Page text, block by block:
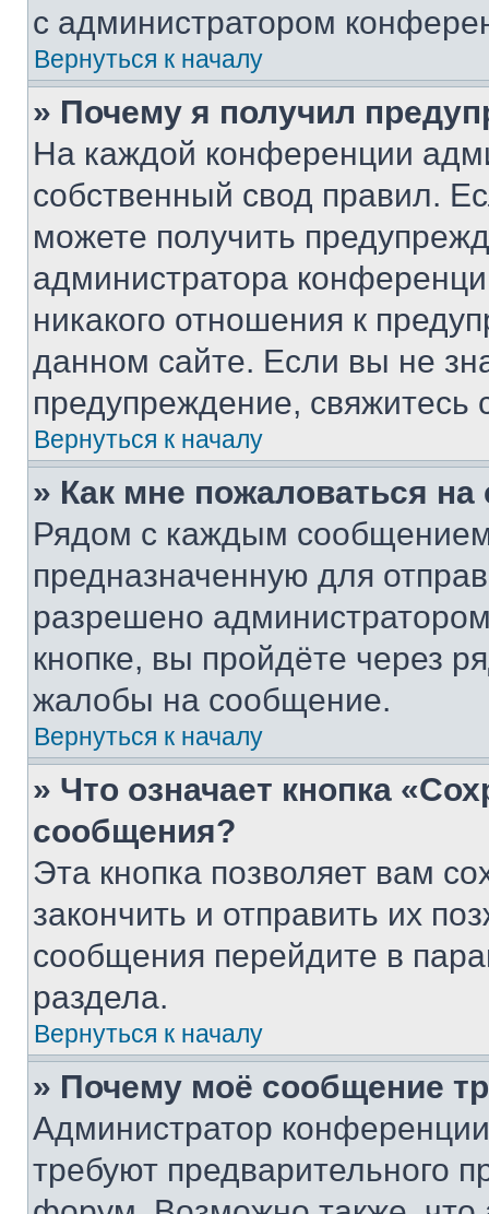
с администратором
Вернуться к началу
» Почему я получил
На каждой конференции
собственный свод правил.
можете получить
администратора
никакого отношения к
данном сайте. Если вы не
предупреждение,
Вернуться к началу
» Как мне пожаловаться
Рядом с каждым сообщением
предназначенную для
разрешено
кнопке, вы пройдёте через
жалобы на сообщение.
Вернуться к началу
» Что означает кнопка
сообщения?
Эта кнопка позволяет вам
закончить и отправить их
сообщения перейдите в
раздела.
Вернуться к началу
» Почему моё сообщение
Администратор
требуют предварительного